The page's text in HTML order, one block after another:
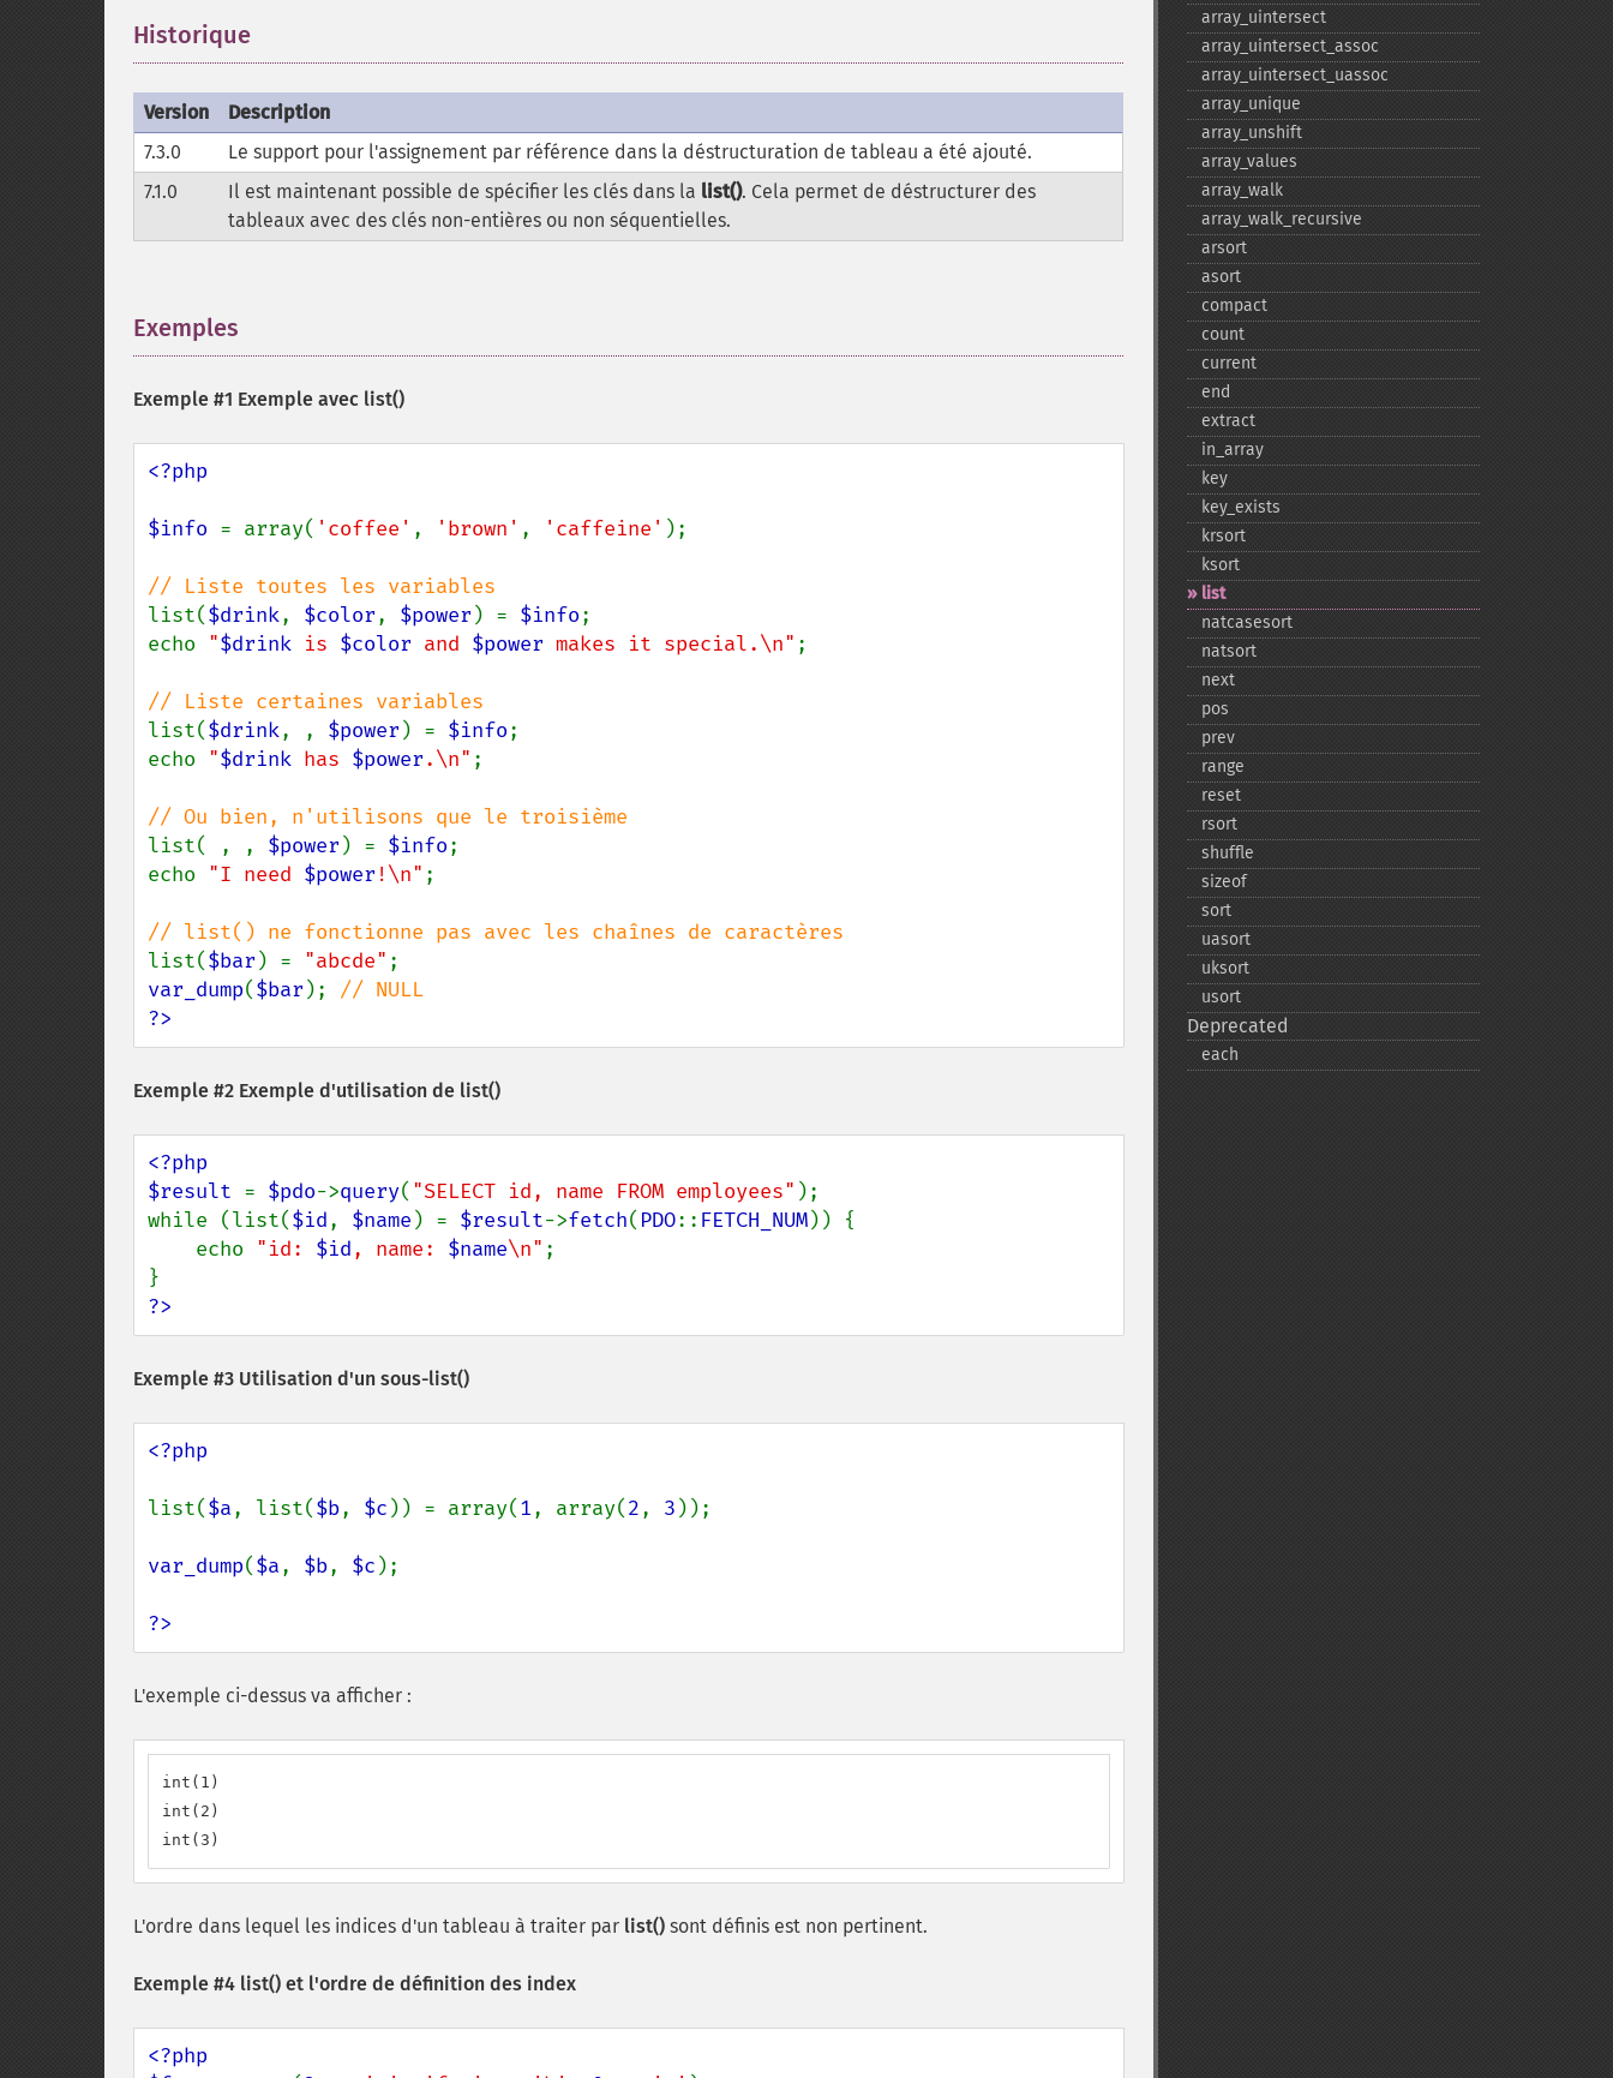
Historique
Version
Description
7.3.0
Le support pour l'assignement par référence dans la déstructuration de tableau a été ajouté.
7.1.0
Il est maintenant possible de spécifier les clés dans la list(). Cela permet de déstructurer des
tableaux avec des clés non-entières ou non séquentielles.
Exemples
Exemple #1 Exemple avec list()
<?php
$info = array( 'coffee' , 'brown' , 'caffeine' );
list($drink, $color, $power ) = $info;
echo "$drink is $color and $power makes it special.\n" ;
list($drink, , $power ) = $info;
echo "$drink has $power.\n" ;
list( , , $power ) = $info;
echo "I need $power !\n" ;
list($bar ) = "abcde"
var_dump($bar );
?>
Exemple #2 Exemple d'utilisation de list()
<?php
$result = $pdo->query( "SELECT id, name FROM employees" );
while (list($id, $name ) = $result->fetch( PDO:: FETCH_NUM)) {
    echo
"id: $id, name: $name\n" ;
?>
Exemple #3 Utilisation d'un sous-list()
<?php
list($a, list($b, $c )) = array(1, array(2, 3 ));
var_dump($a, $b, $c );
?>
L'exemple ci-dessus va afficher :
int(1)
int(2)
int(3)
L'ordre dans lequel les indices d'un tableau à traiter par list() sont définis est non pertinent.
Exemple #4 list() et l'ordre de définition des index
<?php
array_​uintersect
array_​uintersect_​assoc
array_​uintersect_​uassoc
array_​unique
array_​unshift
array_​values
array_​walk
array_​walk_​recursive
arsort
asort
compact
count
current
end
extract
in_​array
key
key_​exists
krsort
ksort
list
natcasesort
natsort
next
pos
prev
range
reset
rsort
shuffle
sizeof
sort
uasort
uksort
usort
Deprecated
each